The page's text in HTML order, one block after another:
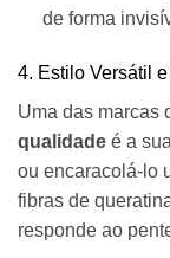
de forma
4. Estilo Versátil
Uma das marcas
qualidade é a
ou encaracolá-lo
fibras de
responde ao